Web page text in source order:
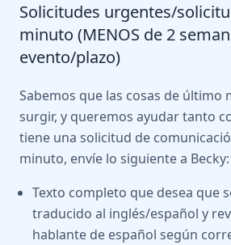
Solicitudes urgentes/
minuto (MENOS de 2
evento/plazo)
Sabemos que las cosas de último
surgir, y queremos ayudar tanto
tiene una solicitud de
minuto, envíe lo siguiente a Becky:
Texto completo que desea que
traducido al inglés/español y
hablante de español según